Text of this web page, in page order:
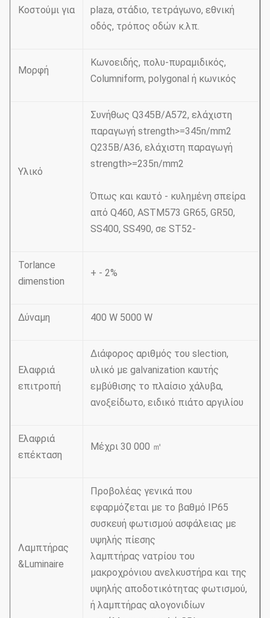
Κοστούμι για
plaza, στάδιο, τετράγωνο, εθνική
οδός, τρόπος οδών κ.λπ.
Μορφή
Κωνοειδής, πολυ-πυραμιδικός,
Columniform, polygonal ή κωνικός
Υλικό
Συνήθως Q345B/A572, ελάχιστη
παραγωγή strength>=345n/mm2
Q235B/A36, ελάχιστη παραγωγή
strength>=235n/mm2
Όπως και καυτό - κυλημένη σπείρα
από Q460, ASTM573 GR65, GR50,
SS400, SS490, σε ST52-
Torlance
dimenstion
+ - 2%
Δύναμη 400 W 5000 W
Ελαφριά
επιτροπή
Διάφορος αριθμός του slection,
υλικό με galvanization καυτής
εμβύθισης το πλαίσιο χάλυβα,
ανοξείδωτο, ειδικό πιάτο αργιλίου
Ελαφριά
επέκταση
Μέχρι 30 000 ㎡
Λαμπτήρας
&Luminaire
Προβολέας γενικά που
εφαρμόζεται με το βαθμό IP65
συσκευή φωτισμού ασφάλειας με
υψηλής πίεσης
λαμπτήρας νατρίου του
μακροχρόνιου ανελκυστήρα και της
υψηλής αποδοτικότητας φωτισμού,
ή λαμπτήρας αλογονιδίων